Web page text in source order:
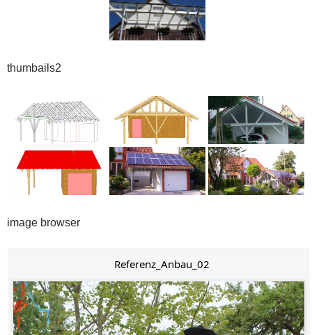
thumbails2
image browser
Referenz_Anbau_02